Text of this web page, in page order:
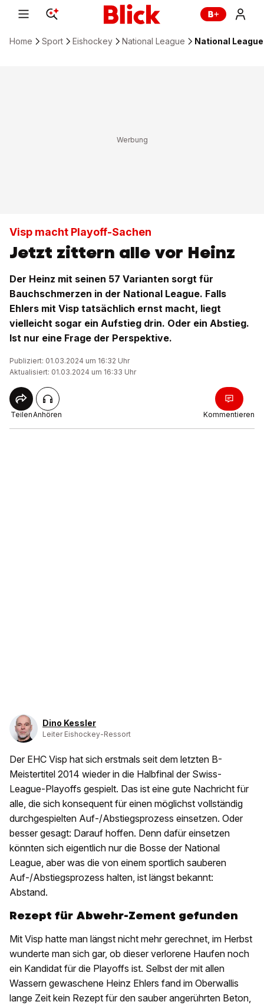
Home Sport Eishockey National League National
Visp macht Playoff-Sachen
Jetzt zittern alle vor Heinz
Der Heinz mit seinen 57 Varianten sorgt für
Bauchschmerzen in der National League. Falls
Ehlers mit Visp tatsächlich ernst macht, liegt
vielleicht sogar ein Aufstieg drin. Oder ein Abstieg.
Ist nur eine Frage der Perspektive.
Publiziert: 01.03.2024 um 16:32 Uhr
Aktualisiert: 01.03.2024 um 16:33 Uhr
TeilenAnhören Kommentieren
Dino Kessler
Leiter Eishockey-Ressort
Der EHC Visp hat sich erstmals seit dem letzten B-
Meistertitel 2014 wieder in die Halbfinal der Swiss-
League-Playoffs gespielt. Das ist eine gute Nachricht für
alle, die sich konsequent für einen möglichst vollständig
durchgespielten Auf-/Abstiegsprozess einsetzen. Oder
besser gesagt: Darauf hoffen. Denn dafür einsetzen
könnten sich eigentlich nur die Bosse der National
League, aber was die von einem sportlich sauberen
Auf-/Abstiegsprozess halten, ist längst bekannt:
Abstand.
Rezept für Abwehr-Zement gefunden
Mit Visp hatte man längst nicht mehr gerechnet, im Herbst
wunderte man sich gar, ob dieser verlorene Haufen noch
ein Kandidat für die Playoffs ist. Selbst der mit allen
Wassern gewaschene Heinz Ehlers fand im Oberwallis
lange Zeit kein Rezept für den sauber angerührten Beton,